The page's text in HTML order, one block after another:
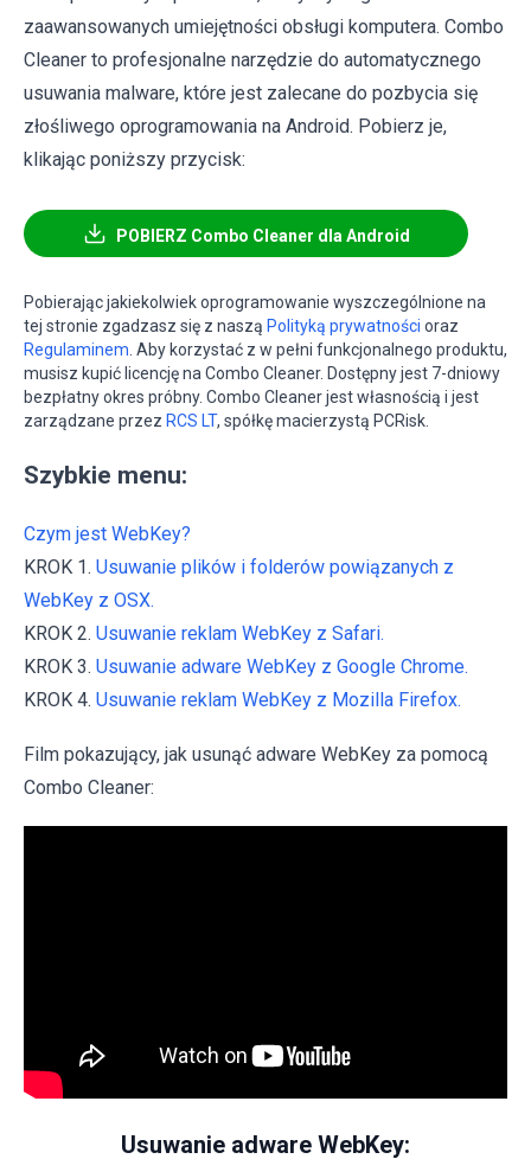
zaawansowanych umiejętności obsługi komputera. Combo
Cleaner to profesjonalne narzędzie do automatycznego
usuwania malware, które jest zalecane do pozbycia się
złośliwego oprogramowania na Android. Pobierz je,
klikając poniższy przycisk:
POBIERZ Combo Cleaner dla Android
Pobierając jakiekolwiek oprogramowanie wyszczególnione na
tej stronie zgadzasz się z naszą Polityką prywatności oraz
Regulaminem. Aby korzystać z w pełni funkcjonalnego produktu,
musisz kupić licencję na Combo Cleaner. Dostępny jest 7-dniowy
bezpłatny okres próbny. Combo Cleaner jest własnością i jest
zarządzane przez RCS LT, spółkę macierzystą PCRisk.
Szybkie menu:
Czym jest WebKey?
KROK 1. Usuwanie plików i folderów powiązanych z
WebKey z OSX.
KROK 2. Usuwanie reklam WebKey z Safari.
KROK 3. Usuwanie adware WebKey z Google Chrome.
KROK 4. Usuwanie reklam WebKey z Mozilla Firefox.
Film pokazujący, jak usunąć adware WebKey za pomocą
Combo Cleaner:
Usuwanie adware WebKey: